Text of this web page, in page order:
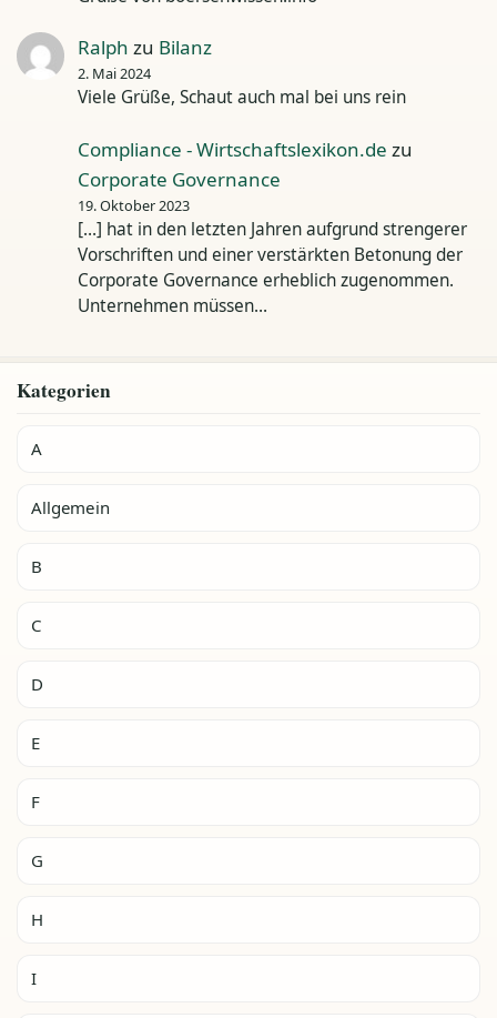
Ralph zu Bilanz
2. Mai 2024
Viele Grüße, Schaut auch mal bei uns rein
Compliance - Wirtschaftslexikon.de zu
Corporate Governance
19. Oktober 2023
[…] hat in den letzten Jahren aufgrund strengerer
Vorschriften und einer verstärkten Betonung der
Corporate Governance erheblich zugenommen.
Unternehmen müssen…
Kategorien
A
Allgemein
B
C
D
E
F
G
H
I